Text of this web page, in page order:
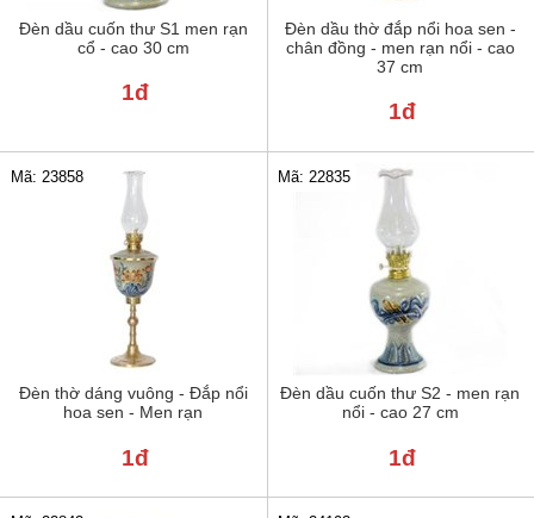
Đèn dầu cuốn thư S1 men rạn
cổ - cao 30 cm
1đ
Đèn dầu thờ đắp nổi hoa sen -
chân đồng - men rạn nổi - cao
37 cm
1đ
Đèn thờ dáng vuông - Đắp nổi
hoa sen - Men rạn
Mã: 23858
1đ
Đèn dầu cuốn thư S2 - men rạn
nổi - cao 27 cm
Mã: 22835
1đ